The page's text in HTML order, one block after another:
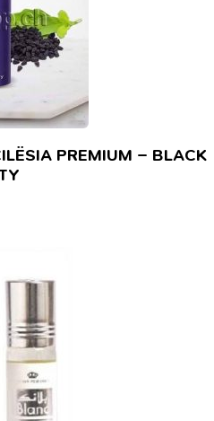
PREMIUM – BLACK